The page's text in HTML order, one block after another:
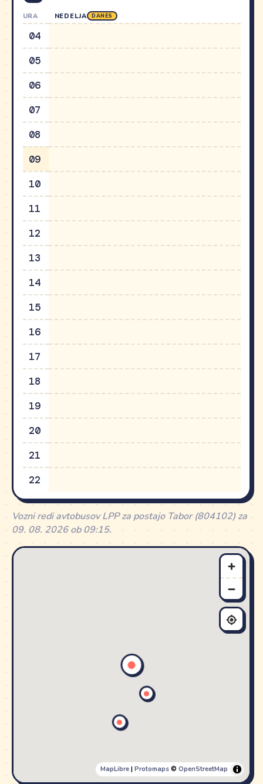
URA NEDELJA DANES
04
05
06
07
08
09
10
11
12
13
14
15
16
17
18
19
20
21
22
Vozni redi avtobusov LPP za postajo Tabor (804102) za
09. 08. 2026 ob 09:15.
MapLibre| Protomaps© OpenStreetMap